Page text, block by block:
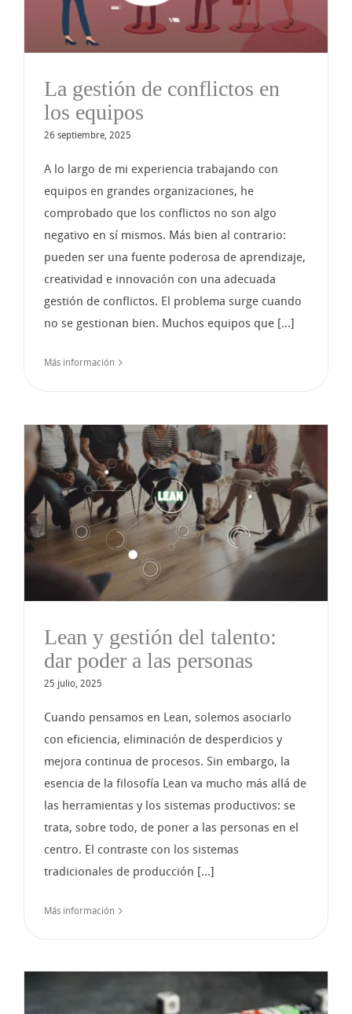
La gestión de conflictos en
los equipos
26 septiembre, 2025
A lo largo de mi experiencia trabajando con
equipos en grandes organizaciones, he
comprobado que los conflictos no son algo
negativo en sí mismos. Más bien al contrario:
pueden ser una fuente poderosa de aprendizaje,
creatividad e innovación con una adecuada
gestión de conflictos. El problema surge cuando
no se gestionan bien. Muchos equipos que [...]
Más información
Lean y gestión del talento:
dar poder a las personas
25 julio, 2025
Cuando pensamos en Lean, solemos asociarlo
con eficiencia, eliminación de desperdicios y
mejora continua de procesos. Sin embargo, la
esencia de la filosofía Lean va mucho más allá de
las herramientas y los sistemas productivos: se
trata, sobre todo, de poner a las personas en el
centro. El contraste con los sistemas
tradicionales de producción [...]
Más información